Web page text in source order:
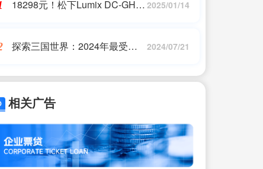
18298元！松下Lumix DC-GH7 2025/01/14
探索三国世界：2024年最受欢
2024/07/21
相关广告